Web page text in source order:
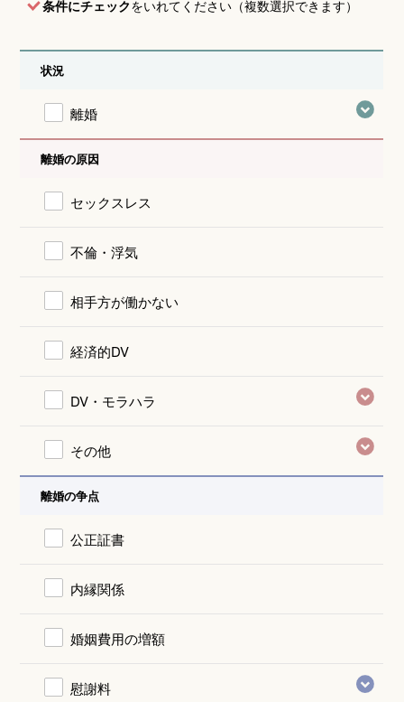
条件にチェックをいれてください（複数選択できます）
状況
離婚
離婚の原因
セックスレス
不倫・浮気
相手方が働かない
経済的DV
DV・モラハラ
その他
離婚の争点
公正証書
内縁関係
婚姻費用の増額
慰謝料